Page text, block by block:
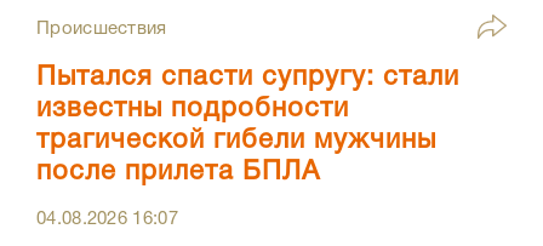
Происшествия
Пытался спасти супругу: стали
известны подробности
трагической гибели мужчины
после прилета БПЛА
04.08.2026 16:07